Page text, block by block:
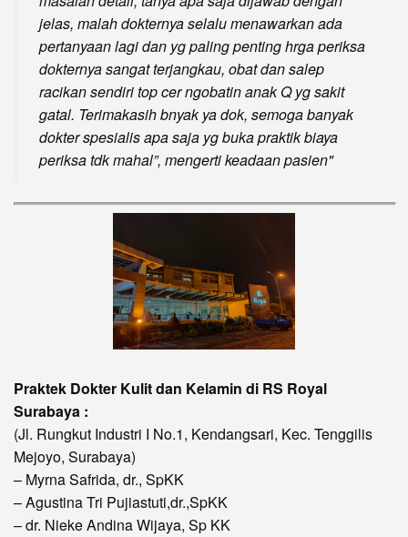
jelas, malah dokternya selalu menawarkan ada
pertanyaan lagi dan yg paling penting hrga periksa
dokternya sangat terjangkau, obat dan salep
racikan sendiri top cer ngobatin anak Q yg sakit
gatal. Terimakasih bnyak ya dok, semoga banyak
dokter spesialis apa saja yg buka praktik biaya
periksa tdk mahal”, mengerti keadaan pasien
Praktek Dokter Kulit dan Kelamin di RS Royal
Surabaya :
(Jl. Rungkut Industri I No.1, Kendangsari, Kec. Tenggilis
Mejoyo, Surabaya)
– Myrna Safrida, dr., SpKK
– Agustina Tri Pujiastuti,dr.,SpKK
– dr. Nieke Andina Wijaya, Sp KK